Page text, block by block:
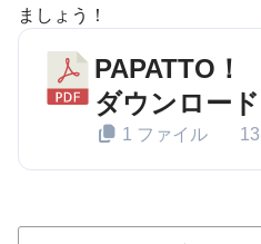
ましょう！
PAPATTO
ダウンロード
1 ファイル